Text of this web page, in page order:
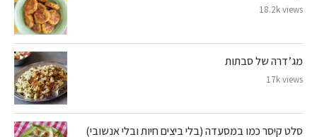
18.2k views
מג’דרה של סבתות
17k views
סלט קיסר כמו במסעדה (בלי ביצים חיות ובלי אנשובי)